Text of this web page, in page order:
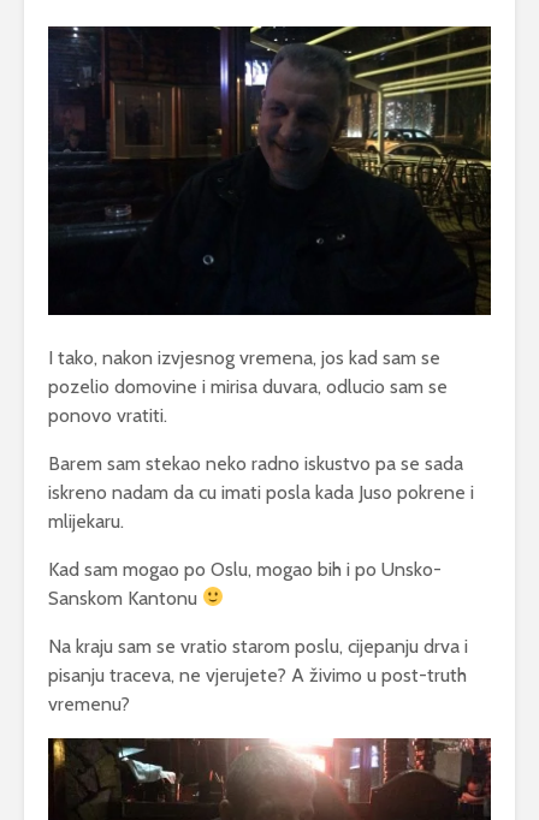
I tako, nakon izvjesnog vremena, jos kad sam se
pozelio domovine i mirisa duvara, odlucio sam se
ponovo vratiti.
Barem sam stekao neko radno iskustvo pa se sada
iskreno nadam da cu imati posla kada Juso pokrene i
mlijekaru.
Kad sam mogao po Oslu, mogao bih i po Unsko-
Sanskom Kantonu
Na kraju sam se vratio starom poslu, cijepanju drva i
pisanju traceva, ne vjerujete? A živimo u post-truth
vremenu?